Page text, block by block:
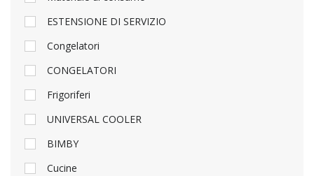
ESTENSIONE DI SERVIZIO
Congelatori
CONGELATORI
Frigoriferi
UNIVERSAL COOLER
BIMBY
Cucine